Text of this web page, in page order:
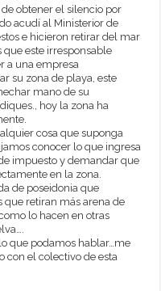
obtener el silencio por
acudí al Ministerior de
e hicieron retirar del mar
este irresponsable
a una empresa
su zona de playa, este
mano de su
hoy la zona ha
cosa que suponga
conocer lo que ingresa
impuesto y demandar que
en la zona.
de poseidonia que
que retiran más arena de
lo hacen en otras
que podamos hablar…me
con el colectivo de esta